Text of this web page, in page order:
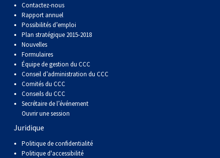
Schapendoes néerlandais
Berger Shetland
Chien d’eau espagnol
Vallhund suédois
Corgi gallois (Cardigan)
Corgi gallois (Pembroke)
Lundehund norvégien
Otterhound
Petit basset griffon vendéen
Pharaoh Hound
Rhodesian ridgeback
Lévrier persan
Épagneul breton
Épagneul Clumber
Épagneul cocker anglais
Épagneul springer anglais
Épagneul des champs
Épagneul français
Schnauzer (nain)
Terrier écossais
Terrier Sealyham
Terrier Skye
Terrier wheaten à poil doux
Bull terrier du Staffordshire
Fox terrier miniature
Terrier de Manchester nain
Xoloitzcuintli (nain)
Terrier du Yorkshire
Komondor
Kuvasz
Leonberger
Mastiff
Mâtin napolitain
Terre-Neuve
Contactez-nous
Rapport annuel
Possibilités d’emploi
Plan stratégique 2015-2018
Nouvelles
Formulaires
Équipe de gestion du CCC
Conseil d’administration du CCC
Comités du CCC
Conseils du CCC
Secrétaire de l’événement
Ouvrir une session
Juridique
Politique de confidentialité
Politique d'accessibilité